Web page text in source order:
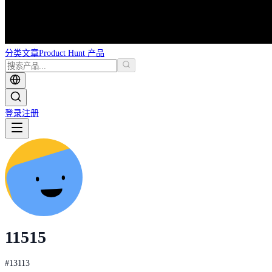
分类文章Product Hunt 产品
登录注册
11515
#13113